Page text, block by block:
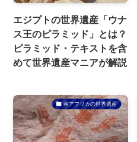
エジプトの世界遺産「ウナ
ス王のピラミッド」とは？
ピラミッド・テキストを含
めて世界遺産マニアが解説
南アフリカの世界遺産